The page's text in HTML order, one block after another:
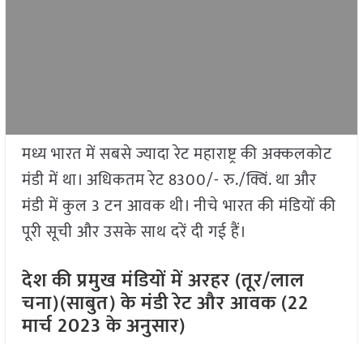
मध्य भारत में सबसे ज्यादा रेट महाराष्ट्र की अक्कलकोट
मंडी में था। अधिकतम रेट 8300/- रु./क्विं. था और
मंडी में कुल 3 टन आवक थी। नीचे भारत की मंडियों की
पूरी सूची और उसके साथ दरें दी गई हैं।
देश की प्रमुख मंडियों में अरहर (तूर/लाल
चना)(साबुत) के मंडी रेट और आवक (22
मार्च 2023 के अनुसार)